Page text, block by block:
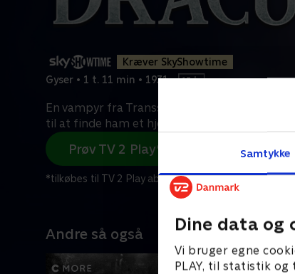
Samtykke
Dine data og
Vi bruger egne
PLAY, til statistik
Kræver SkyShowtime
Gyser • 1 t. 11 min • 1931 •
En vampyr fra Transsylvanien manipulerer
til at finde ham et hjem i London, hvor han
Prøv TV 2 Play*
*tilkøbes til TV 2 Play abonnement
Andre så også